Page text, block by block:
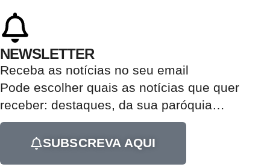
NEWSLETTER
Receba as notícias no seu email​
Pode escolher quais as notícias que quer
receber: destaques, da sua paróquia…
SUBSCREVA AQUI